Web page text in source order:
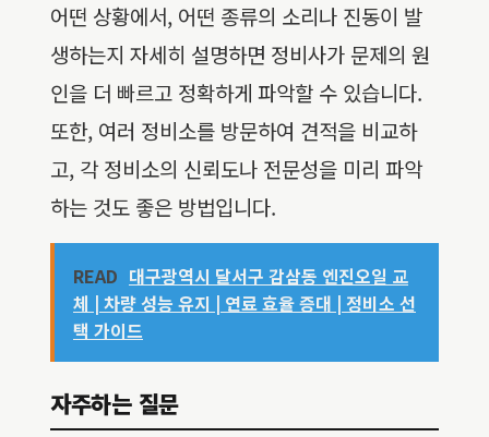
어떤 상황에서, 어떤 종류의 소리나 진동이 발
생하는지 자세히 설명하면 정비사가 문제의 원
인을 더 빠르고 정확하게 파악할 수 있습니다.
또한, 여러 정비소를 방문하여 견적을 비교하
고, 각 정비소의 신뢰도나 전문성을 미리 파악
하는 것도 좋은 방법입니다.
READ 대구광역시 달서구 감삼동 엔진오일 교
체 | 차량 성능 유지 | 연료 효율 증대 | 정비소 선
택 가이드
자주하는 질문